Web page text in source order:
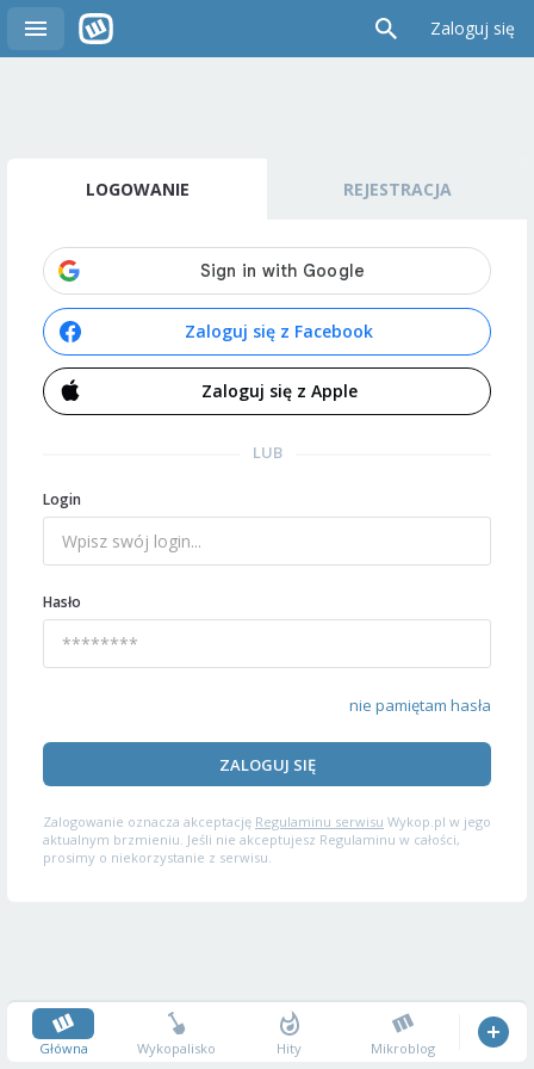
Zaloguj się
LOGOWANIE REJESTRACJA
Zaloguj się z Facebook
Zaloguj się z Apple
LUB
Login
Hasło
nie pamiętam hasła
ZALOGUJ SIĘ
Zalogowanie oznacza akceptację Regulaminu serwisu Wykop.pl w jego
aktualnym brzmieniu. Jeśli nie akceptujesz Regulaminu w całości,
prosimy o niekorzystanie z serwisu.
Główna Wykopalisko Hity Mikroblog